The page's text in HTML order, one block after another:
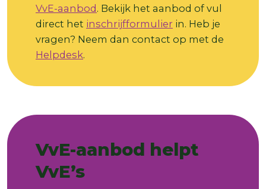
VvE-aanbod . Bekijk het aanbod of vul
direct het inschrijfformulier in. Heb je
vragen? Neem dan contact op met de
Helpdesk.
VvE-aanbod helpt
VvE’s